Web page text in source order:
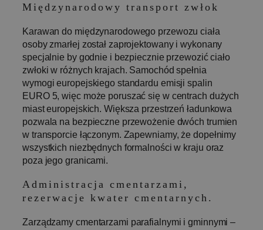
Międzynarodowy transport zwłok
Karawan do międzynarodowego przewozu ciała
osoby zmarłej został zaprojektowany i wykonany
specjalnie by godnie i bezpiecznie przewozić ciało
zwłoki w różnych krajach. Samochód spełnia
wymogi europejskiego standardu emisji spalin
EURO 5, więc może poruszać się w centrach dużych
miast europejskich. Większa przestrzeń ładunkowa
pozwala na bezpieczne przewożenie dwóch trumien
w transporcie łączonym. Zapewniamy, że dopełnimy
wszystkich niezbędnych formalności w kraju oraz
poza jego granicami.
Administracja cmentarzami,
rezerwacje kwater cmentarnych.
Zarządzamy cmentarzami parafialnymi i gminnymi –